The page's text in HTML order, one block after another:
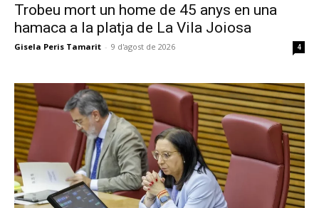
Trobeu mort un home de 45 anys en una
hamaca a la platja de La Vila Joiosa
Gisela Peris Tamarit - 9 d'agost de 2026 4